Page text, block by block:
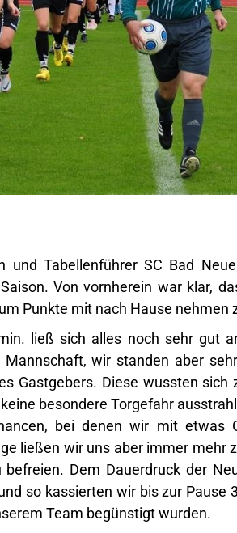
und Tabellenführer SC Bad
Von vornherein war klar,
Punkte mit nach Hause nehmen
ließ sich alles noch sehr gut
Mannschaft, wir standen aber
Gastgebers. Diese wussten
besondere Torgefahr
bei denen wir mit etwas
ließen wir uns aber immer mehr
Dem Dauerdruck der
so kassierten wir bis zur Pause
Team begünstigt wurden.